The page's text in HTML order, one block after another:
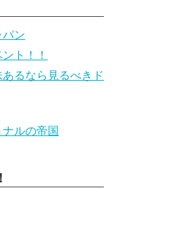
パン
ト！！
るなら見るべきド
ルの帝国